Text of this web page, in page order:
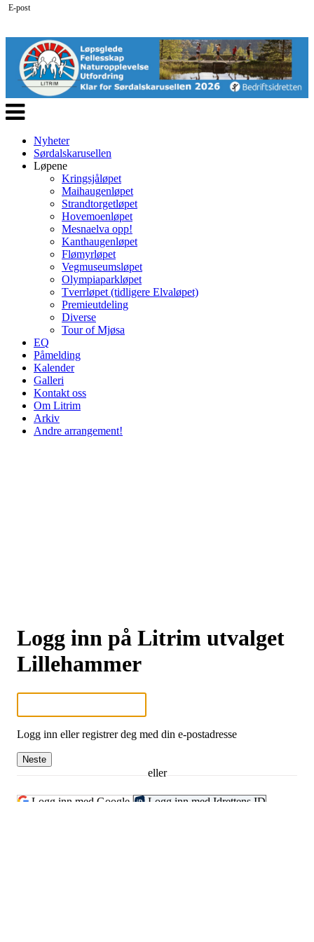
Veksle
navigasjon
Nyheter
Sørdalskarusellen
Løpene
Kringsjåløpet
Maihaugenløpet
Strandtorgetløpet
Hovemoenløpet
Mesnaelva opp!
Kanthaugenløpet
Flømyrløpet
Vegmuseumsløpet
Olympiaparkløpet
Tverrløpet (tidligere Elvaløpet)
Premieutdeling
Diverse
Tour of Mjøsa
EQ
Påmelding
Kalender
Galleri
Kontakt oss
Om Litrim
Arkiv
Andre arrangement!
Logg inn på Litrim utvalget
Lillehammer
E-post
Logg inn eller registrer deg med din e-postadresse
Neste
eller
Logg inn med Google Logg inn med Idrettens ID